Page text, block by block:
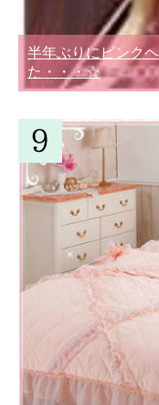
半年ぶりにピンク
た・・・☆